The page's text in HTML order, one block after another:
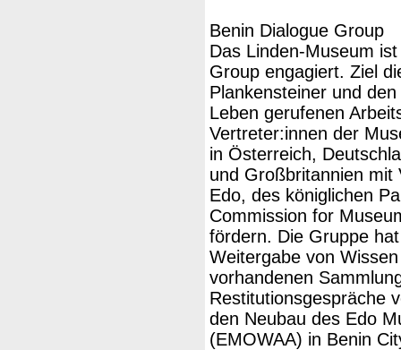
Benin Dialogue Group
Das Linden-Museum
Group engagiert. Ziel
Plankensteiner und
Leben gerufenen
Vertreter:innen der
in Österreich,
und Großbritannien mit
Edo, des königlichen
Commission for
fördern. Die Gruppe
Weitergabe von
vorhandenen
Restitutionsgespräche
den Neubau des Edo
(EMOWAA) in Benin